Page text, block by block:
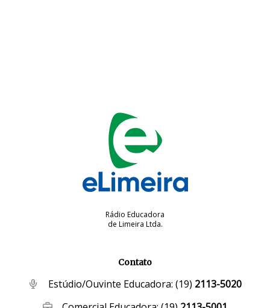
Rádio Educadora
de Limeira Ltda.
Contato
Estúdio/Ouvinte Educadora: (19) 2113-5020